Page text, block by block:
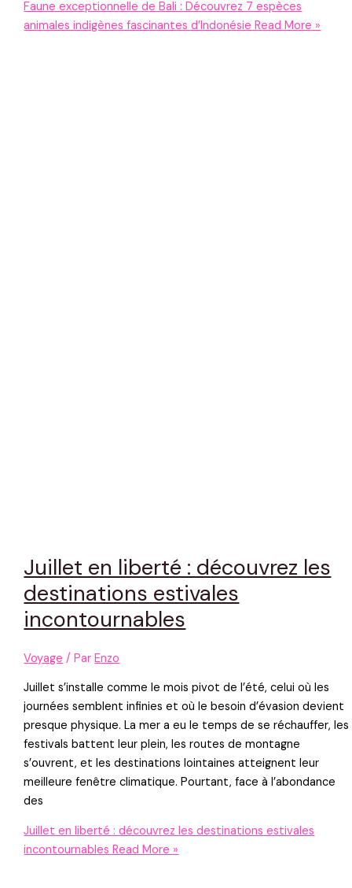
Faune exceptionnelle de Bali : Découvrez 7 espèces
animales indigènes fascinantes d’Indonésie Read More »
Juillet en liberté : découvrez les
destinations estivales
incontournables
Voyage / ParEnzo
Juillet s’installe comme le mois pivot de l’été, celui où les
journées semblent infinies et où le besoin d’évasion devient
presque physique. La mer a eu le temps de se réchauffer, les
festivals battent leur plein, les routes de montagne
s’ouvrent, et les destinations lointaines atteignent leur
meilleure fenêtre climatique. Pourtant, face à l’abondance
des
Juillet en liberté : découvrez les destinations estivales
incontournables Read More »